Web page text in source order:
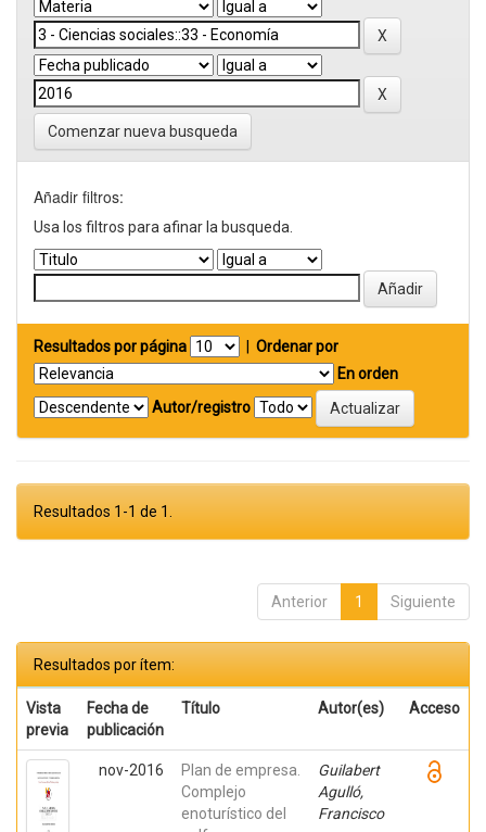
Comenzar nueva busqueda
Añadir filtros:
Usa los filtros para afinar la busqueda.
Resultados por página
Ordenar por
En orden
Autor/registro
Resultados 1-1 de 1.
Anterior 1 Siguiente
Resultados por ítem:
Vista
previa
Fecha de
publicación
Título Autor(es) Acceso
nov-2016
Plan de empresa.
Complejo
enoturístico del
Guilabert
Agulló,
Francisco